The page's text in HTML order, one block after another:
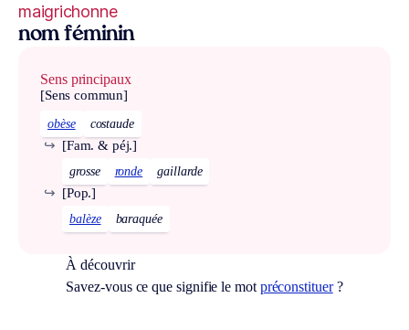
maigrichonne
nom féminin
Sens principaux
[Sens commun]
obèse costaude
[Fam. & péj.]
↪
grosse ronde gaillarde
[Pop.]
↪
balèze baraquée
À découvrir
Savez-vous ce que signifie le mot préconstituer?